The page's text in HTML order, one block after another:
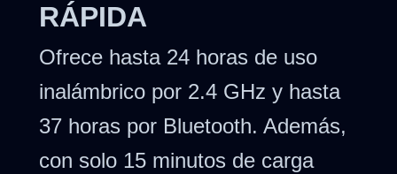
RÁPIDA
Ofrece hasta 24 horas de uso
inalámbrico por 2.4 GHz y hasta
37 horas por Bluetooth. Además,
con solo 15 minutos de carga